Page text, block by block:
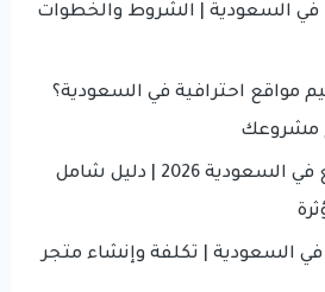
السعودية | الشروط والخطوات
مواقع احترافية في السعودية؟
أسعار تصميم المواقع في السعودية 2026 | دليل شامل
السعودية | تكلفة وإنشاء متجر